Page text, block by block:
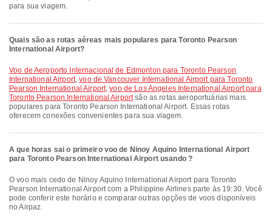
para sua viagem.
Quais são as rotas aéreas mais populares para Toronto Pearson
International Airport?
voo de Aeroporto Internacional de Edmonton para Toronto Pearson
International Airport,voo de Vancouver International Airport para Toronto
Pearson International Airport,voo de Los Angeles International Airport para
Toronto Pearson International Airportsão as rotas aeroportuárias mais
populares para Toronto Pearson International Airport. Essas rotas
oferecem conexões convenientes para sua viagem.
A que horas sai o primeiro voo de Ninoy Aquino International Airport
para Toronto Pearson International Airport usando ?
O voo mais cedo de Ninoy Aquino International Airport para Toronto
Pearson International Airport com a Philippine Airlines parte às 19:30. Você
pode conferir este horário e comparar outras opções de voos disponíveis
no Airpaz.